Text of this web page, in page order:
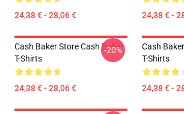
24,38 € - 28,06 € 24,38 € -
Cash Baker Store Cash Baker
T-Shirts
24,38 € - 28,06 €
-20%
Cash
T-Shirts
24,38 € -